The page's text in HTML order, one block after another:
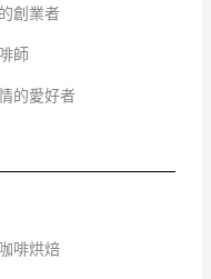
創業者
師
的愛好者
啡烘焙